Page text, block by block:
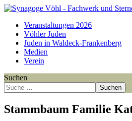
Veranstaltungen 2026
Vöhler Juden
Juden in Waldeck-Frankenberg
Medien
Verein
Suchen
Suchen
Stammbaum Familie